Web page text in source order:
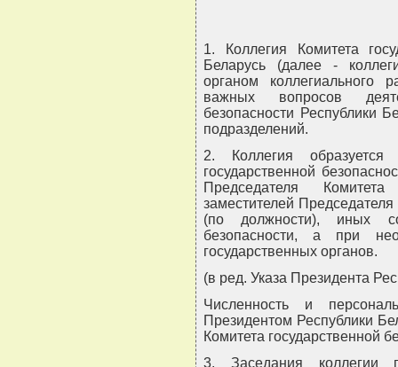
1. Коллегия Комитета
Беларусь (далее -
органом коллегиального
важных вопросов
безопасности Республики
подразделений.
2. Коллегия
государственной
Председателя
заместителей Председателя
(по должности), иных
безопасности, а при
государственных органов.
(в ред. Указа Президента
Численность и
Президентом Республики
Комитета государственной
3. Заседания коллегии